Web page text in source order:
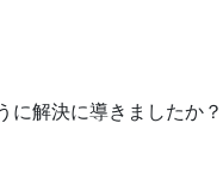
に解決に導きましたか？